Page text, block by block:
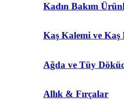
Kadın Bakım
Kaş Kalemi ve Kaş
Ağda ve Tüy
Allık & Fırçalar